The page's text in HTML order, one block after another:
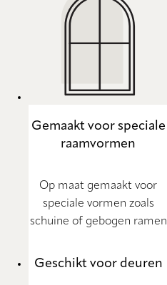
Gemaakt voor speciale
raamvormen
Op maat gemaakt voor
speciale vormen zoals
schuine of gebogen ramen
Geschikt voor deuren